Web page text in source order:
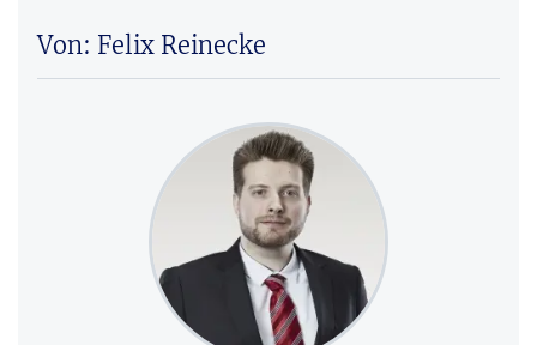
Von: Felix Reinecke